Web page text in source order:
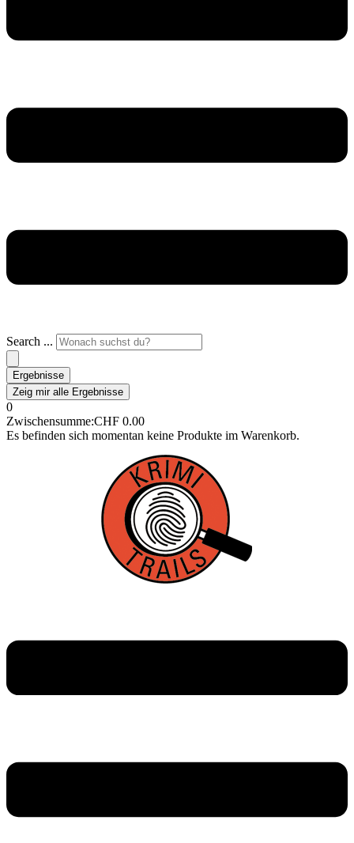
Search ...
Ergebnisse
Zeig mir alle Ergebnisse
0
Zwischensumme:CHF 0.00
Es befinden sich momentan keine Produkte im Warenkorb.